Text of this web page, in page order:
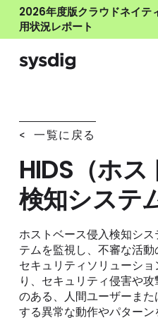
2026年度版クラウドネイテ
用状況レポート
< 一覧に戻る
HIDS（ホ
検知システ
ホストベース侵入検知シ
テムを監視し、不審な活
セキュリティソリューシ
り、セキュリティ侵害や
のある、人間ユーザーま
する異常な動作やパターン